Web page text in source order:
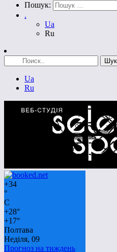
Пошук:
.
Ua
Ru
Ua
Ru
+34
°
C
+28°
+17°
Полтава
Неділя, 09
Прогноз на тиждень